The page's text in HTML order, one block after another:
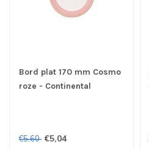
Bord plat 170 mm Cosmo
roze - Continental
€5,60 €5,04